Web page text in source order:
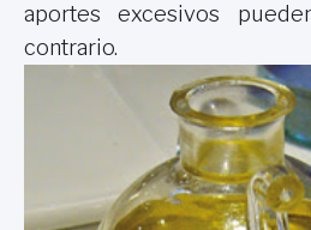
aportes excesivos
contrario.